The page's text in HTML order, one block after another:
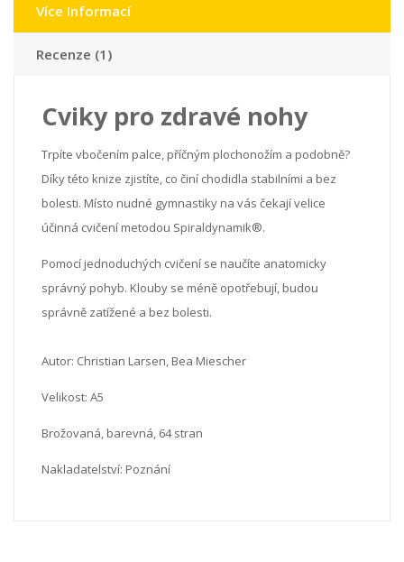
Více Informací
Recenze (1)
Cviky pro zdravé nohy
Trpíte vbočením palce, příčným plochonožím a podobně?
Díky této knize zjistíte, co činí chodidla stabilními a bez
bolesti. Místo nudné gymnastiky na vás čekají velice
účinná cvičení metodou Spiraldynamik®.
Pomocí jednoduchých cvičení se naučíte anatomicky
správný pohyb. Klouby se méně opotřebují, budou
správně zatížené a bez bolesti.
Autor: Christian Larsen, Bea Miescher
Velikost: A5
Brožovaná, barevná, 64 stran
Nakladatelství: Poznání